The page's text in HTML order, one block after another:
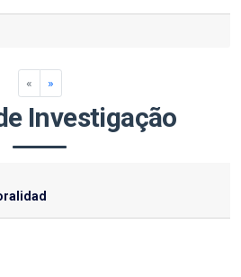
« »
Investigação